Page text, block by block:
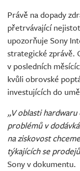
Právě na dopady
přetrvávající
upozorňuje Sony
strategické zprávě.
v posledních
kvůli obrovské
investujících do
„V oblasti
problémů v
na ziskovost
týkajících se
Sony v dokumentu.